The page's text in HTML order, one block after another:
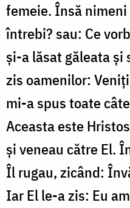
femeie. Însă nimeni
întrebi? sau: Ce
și-a lăsat găleata și
zis oamenilor:
mi-a spus toate
Aceasta este
și veneau către El.
Îl rugau, zicând:
Iar El le-a zis: Eu